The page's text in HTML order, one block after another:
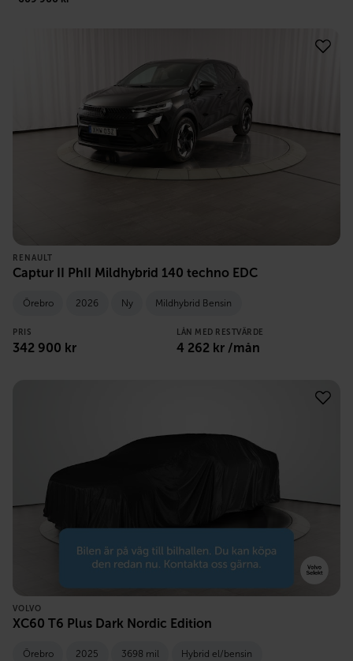
RENAULT
Captur II PhII Mildhybrid 140 techno EDC
Örebro 2026 Ny Mildhybrid Bensin
PRIS
342 900 kr
LÅN MED RESTVÄRDE
4 262 kr /mån
VOLVO
XC60 T6 Plus Dark Nordic Edition
Örebro 2025 3698 mil Hybrid el/bensin